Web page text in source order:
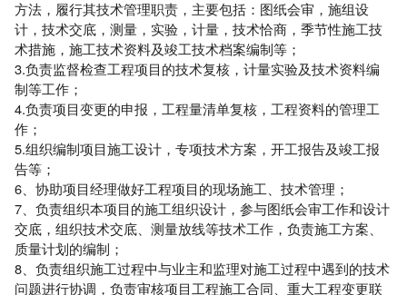
方法，履行其技术管理职责，主要包括：图纸会审，施组设
计，技术交底，测量，实验，计量，技术恰商，季节性施工技
术措施，施工技术资料及竣工技术档案编制等；
3.负责监督检查工程项目的技术复核，计量实验及技术资料编
制等工作；
4.负责项目变更的申报，工程量清单复核，工程资料的管理工
作；
5.组织编制项目施工设计，专项技术方案，开工报告及竣工报
告等；
6、协助项目经理做好工程项目的现场施工、技术管理；
7、负责组织本项目的施工组织设计，参与图纸会审工作和设计
交底，组织技术交底、测量放线等技术工作，负责施工方案、
质量计划的编制；
8、负责组织施工过程中与业主和监理对施工过程中遇到的技术
问题进行协调，负责审核项目工程施工合同、重大工程变更联